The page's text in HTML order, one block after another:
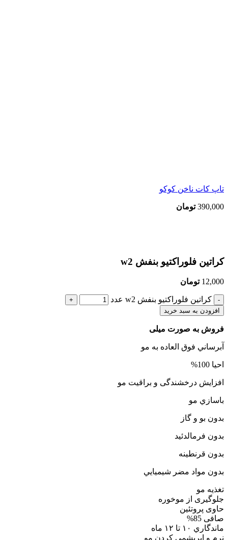
تاپ کات ناخن کوکو
390,000 تومان
کراتین فلوراکتیو بنفش w2
12,000 تومان
کراتین فلوراکتیو بنفش w2 عدد
افزودن به سبد خرید
فروش به صورت میلی
آبرساني فوق العاده به مو
احیا 100%
افزایش درخشندگی و براقیت مو
باسازي مو
بدون بو و گاز
بدون فرمالدئید
بدون قرنطینه
بدون مواد مضر شيميايي
تغذیه مو
جلوگیری از موخوره
حاوی پروتئین
صافی 85%
ماندگاري ١٠ تا ١٢ ماه
نرم و ابريشمي كردن مو